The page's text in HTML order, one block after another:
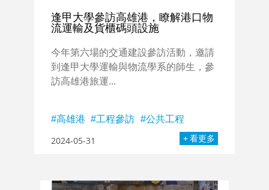
逢甲大學參訪高雄港，瞭解港口物
流運輸及貨櫃碼頭設施
今年第六場的交通建設參訪活動，邀請
到逢甲大學運輸與物流學系的師生，參
訪高雄港旅運...
高雄港 工程參訪 公共工程
2024-05-31 看更多